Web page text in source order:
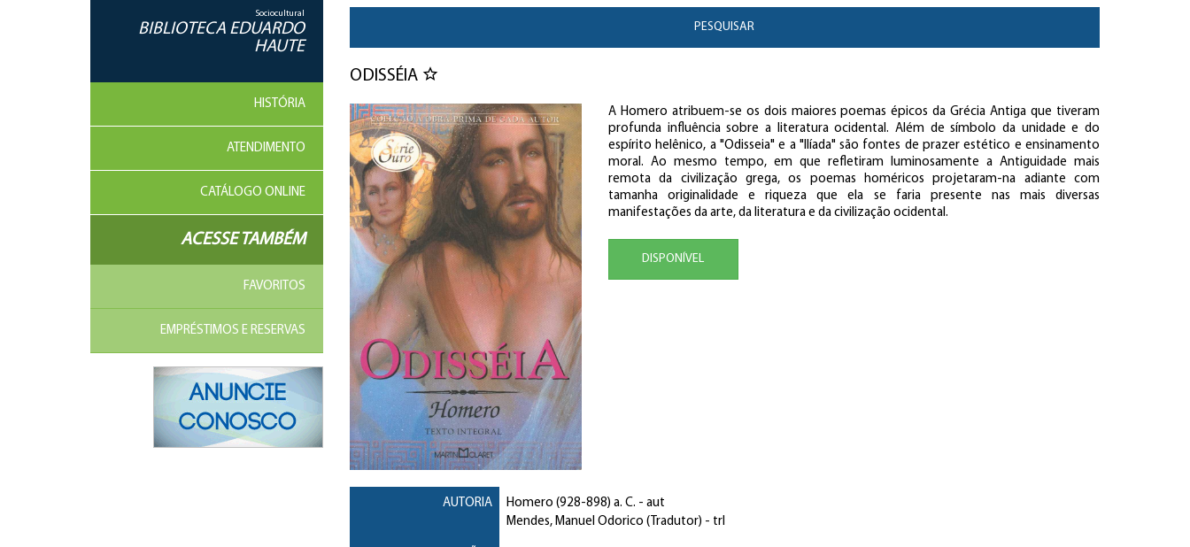
Sociocultural
BIBLIOTECA EDUARDO
HAUTE
HISTÓRIA
ATENDIMENTO
CATÁLOGO ONLINE
ACESSE TAMBÉM
FAVORITOS
EMPRÉSTIMOS E RESERVAS
PESQUISAR
ODISSÉIA
A Homero atribuem-se os dois maiores poemas épicos da Grécia Antiga que tiveram
profunda influência sobre a literatura ocidental. Além de símbolo da unidade e do
espírito helênico, a "Odisseia" e a "Ilíada" são fontes de prazer estético e ensinamento
moral. Ao mesmo tempo, em que refletiram luminosamente a Antiguidade mais
remota da civilização grega, os poemas homéricos projetaram-na adiante com
tamanha originalidade e riqueza que ela se faria presente nas mais diversas
manifestações da arte, da literatura e da civilização ocidental.
DISPONÍVEL
AUTORIA Homero (928-898) a. C. - aut
Mendes, Manuel Odorico (Tradutor) - trl